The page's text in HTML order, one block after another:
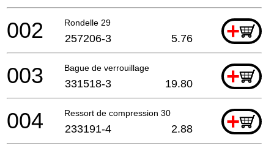
Rondelle 29 +
002 257206-3 5.76
Bague de verrouillage +
003 331518-3 19.80
Ressort de compression 30 +
004 233191-4 2.88